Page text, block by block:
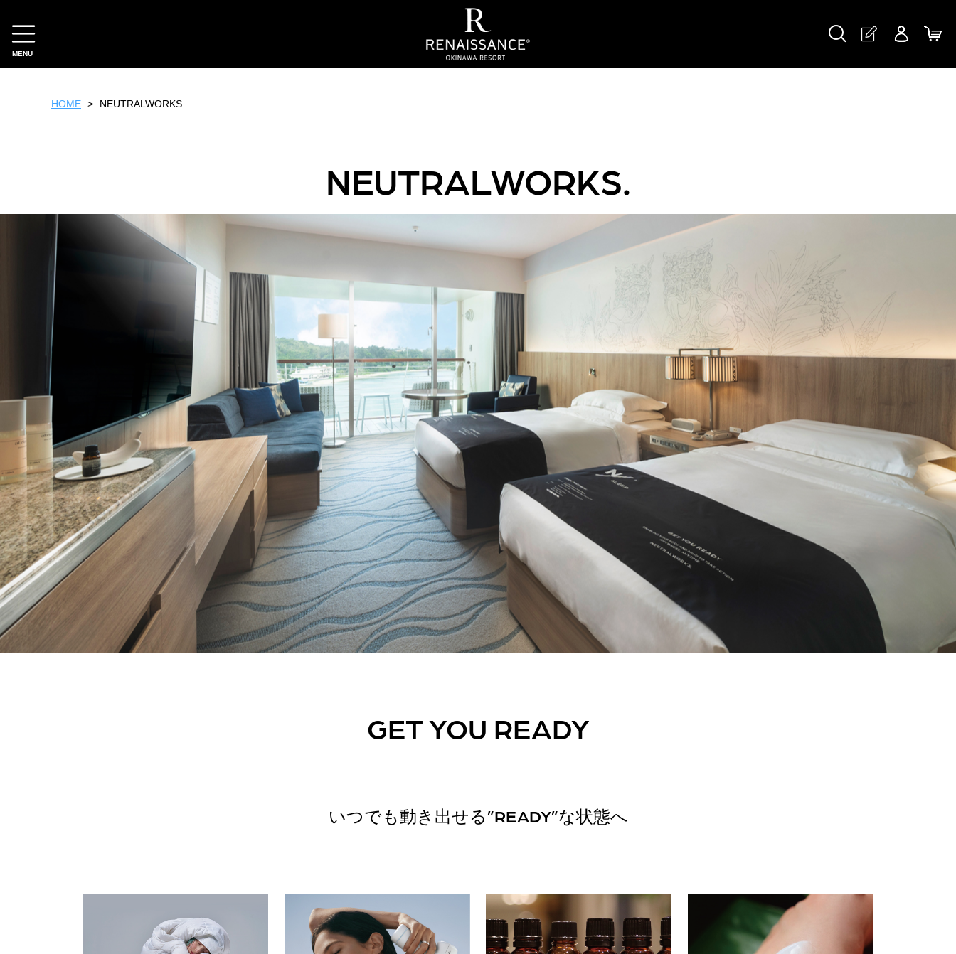
MENU
ギフトチケット
ホテルセレクション
スイーツ
グッドバリューセット
フルーツ
スナック・おつまみ
ご当地調味料
ココガーデンオリジナル
NEUTRALWORKS.
コンディショニング
ビューティー ＆ ヘルスケア
フレグランス
SLEEP
HOME NEUTRALWORKS.
NEUTRALWORKS.
GET YOU READY
いつでも動き出せる”READY”な状態へ